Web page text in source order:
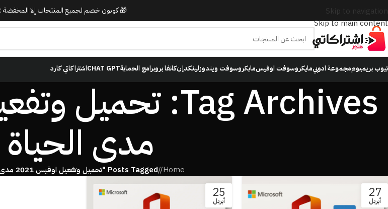
🎁 كوبون خصم لجميع المنتجات إلا المخفضة :
Skip to navigation
Skip to main content
بريميوممجموعة ادوبيمايكروسوفت اوفيسمايكروسوفت ويندوزلينكدإنكانفا بروبرامج الحمايةCHAT GPTاشتراكاتي كارد
مدى الحياة
Home
/ Posts Tagged "تحميل وتفعيل اوفيس 2021 مدى الحياة"
27
أبريل
25
أبريل